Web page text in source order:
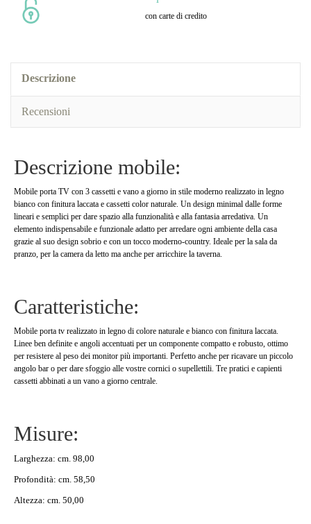
con carte di credito
Descrizione
Recensioni
Descrizione mobile:
Mobile porta TV con 3 cassetti e vano a giorno in stile moderno realizzato in legno
bianco con finitura laccata e cassetti color naturale. Un design minimal dalle forme
lineari e semplici per dare spazio alla funzionalità e alla fantasia arredativa. Un
elemento indispensabile e funzionale adatto per arredare ogni ambiente della casa
grazie al suo design sobrio e con un tocco moderno-country. Ideale per la sala da
pranzo, per la camera da letto ma anche per arricchire la taverna.
Caratteristiche:
Mobile porta tv realizzato in legno di colore naturale e bianco con finitura laccata.
Linee ben definite e angoli accentuati per un componente compatto e robusto, ottimo
per resistere al peso dei monitor più importanti. Perfetto anche per ricavare un piccolo
angolo bar o per dare sfoggio alle vostre cornici o supellettili. Tre pratici e capienti
cassetti abbinati a un vano a giorno centrale.
Misure:
Larghezza: cm. 98,00
Profondità: cm. 58,50
Altezza: cm. 50,00